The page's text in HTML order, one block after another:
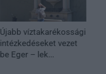
Újabb víztakarékossági
intézkedéseket vezet
be Eger – lek...